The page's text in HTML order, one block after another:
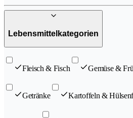
Lebensmittelkategorien
Fleisch & Fisch Gemüse &
Getränke Kartoffeln &